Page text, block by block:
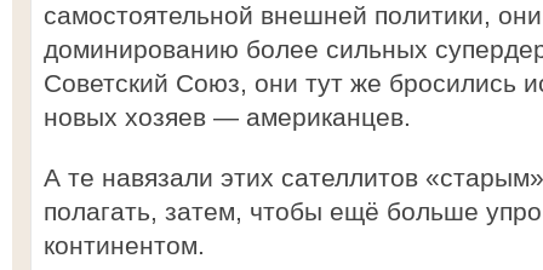
самостоятельной внешней политики,
доминированию более сильных
Советский Союз, они тут же бросились
новых хозяев — американцев.
А те навязали этих сателлитов
полагать, затем, чтобы ещё больше
континентом.